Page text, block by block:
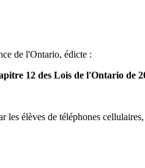
de l'Ontario, édicte :
12 des Lois de l'Ontario de
élèves de téléphones